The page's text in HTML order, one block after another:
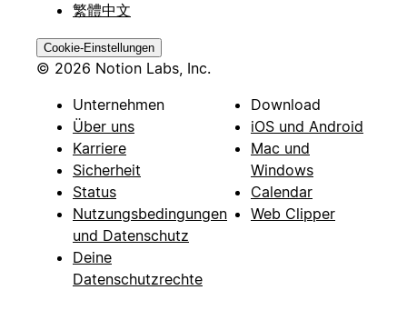
繁體中文
Cookie-Einstellungen
© 2026 Notion Labs, Inc.
Unternehmen
Über uns
Karriere
Sicherheit
Status
Nutzungsbedingungen
und Datenschutz
Deine
Datenschutzrechte
Download
iOS und Android
Mac und
Windows
Calendar
Web Clipper